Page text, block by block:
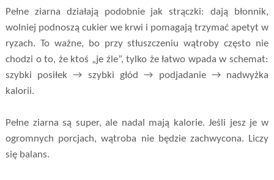
Pełne ziarna działają podobnie jak strączki: dają błonnik,
wolniej podnoszą cukier we krwi i pomagają trzymać apetyt w
ryzach. To ważne, bo przy stłuszczeniu wątroby często nie
chodzi o to, że ktoś „je źle”, tylko że łatwo wpada w schemat:
szybki posiłek → szybki głód → podjadanie → nadwyżka
kalorii.
Pełne ziarna są super, ale nadal mają kalorie. Jeśli jesz je w
ogromnych porcjach, wątroba nie będzie zachwycona. Liczy
się balans.